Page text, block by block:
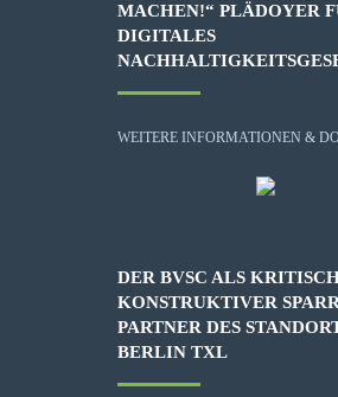
MACHEN!“ PLÄDOYER
DIGITALES
WEITERE INFORMATIONEN &
DER BVSC ALS
KONSTRUKTIVER
PARTNER DES
BERLIN TXL